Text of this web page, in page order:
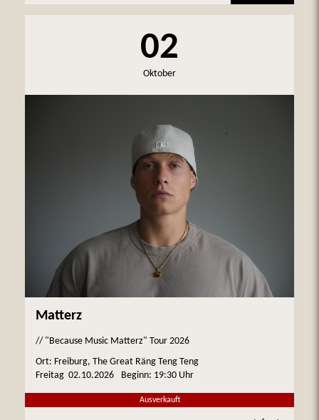
02
Oktober
Matterz
// "Because Music Matterz" Tour 2026
Ort: Freiburg, The Great Räng Teng Teng
Freitag 02.10.2026 Beginn: 19:30 Uhr
Ausverkauft